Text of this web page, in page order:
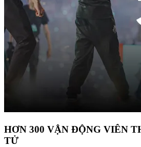
HƠN 300 VẬN ĐỘNG VIÊN
TỬ